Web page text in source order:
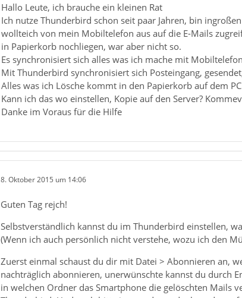
Hallo Leute, ich brauche ein kleinen Rat
Ich nutze Thunderbird schon seit paar Jahren, bin
wollteich von mein Mobiltelefon aus auf die E-Mails
in Papierkorb nochliegen, war aber nicht so.
Es synchronisiert sich alles was ich mache mit
Mit Thunderbird synchronisiert sich Posteingang,
Alles was ich Lösche kommt in den Papierkorb auf dem
Kann ich das wo einstellen, Kopie auf den Server?
Danke im Voraus für die Hilfe
8. Oktober 2015 um 14:06
Guten Tag rejch!
Selbstverständlich kannst du im Thunderbird einstellen,
(Wenn ich auch persönlich nicht verstehe, wozu ich den
Zuerst einmal schaust du dir mit Datei > Abonnieren an,
nachträglich abonnieren, unerwünschte kannst du durch
in welchen Ordner das Smartphone die gelöschten Mails